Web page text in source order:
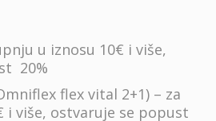
u iznosu 10€ i više,
20%
flex vital 2+1) – za
i više, ostvaruje se popust